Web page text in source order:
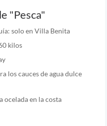
"Pesca"
solo en Villa Benita
kilos
los cauces de agua dulce
ocelada en la costa